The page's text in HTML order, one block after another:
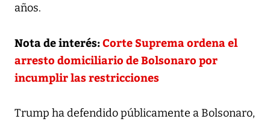
años.
Nota de interés:Corte Suprema ordena el
arresto domiciliario de Bolsonaro por
incumplir las restricciones
Trump ha defendido públicamente a Bolsonaro,